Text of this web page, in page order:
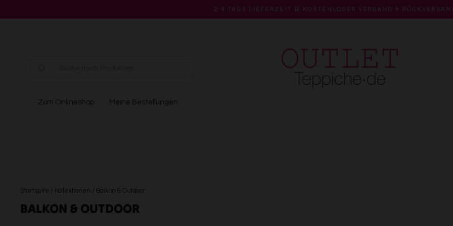
Pause
2-4 TAGE LIEFERZEIT 🛒 KOSTENLOSER VERSAND &
Zum Onlineshop Meine Bestellungen
Startseite / Kollektionen / Balkon & Outdoor
BALKON & OUTDOOR